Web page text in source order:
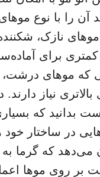
آن را با نوع
نازک،
برای
که موهای
نیاز
بدانید که
در ساختار خود
می‌دهد که گرما
بر روی موها